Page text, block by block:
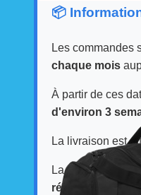
📦
Les commandes
chaque mois
À partir de ces
d'environ 3
La livraison est
La commande
référent des